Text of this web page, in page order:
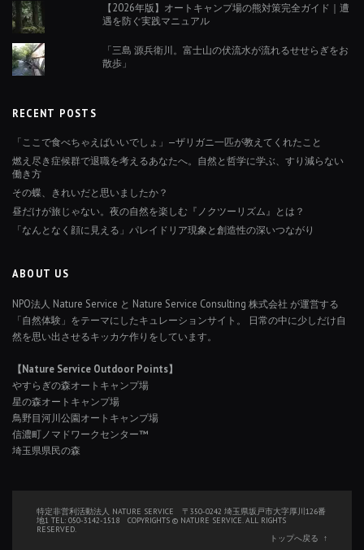
【2026年版】オートキャンプ場の熊対策完全ガイド｜遭
遇を防ぐ実践マニュアル
「三島 源兵衛川。富士山の伏流水が流れるせせらぎをお
散歩」
RECENT POSTS
「ここで食べちゃえばいいでしょ」—ザリガニ一匹が教えてくれたこと
燃え尽き症候群で退職を考えるあなたへ。自然と哲学に学ぶ、すり減らない
働き方
その蝶、きれいだと思いましたか？
昼だけが旅じゃない。夜の自然を楽しむ『ノクツーリズム』とは？
「なんとなく顔に見える」パレイドリア現象と創造性の深いつながり
ABOUT US
NPO法人 Nature Service と Nature Service Consulting 株式会社 が運営する
「自然体験」をテーマにしたキュレーションサイト。 日常の中に少しだけ自
然を思い出させるキッカケ作りをしています。
【Nature Service Outdoor Points】
やすらぎの森オートキャンプ場
星の森オートキャンプ場
鳥野目河川公園オートキャンプ場
信濃町ノマドワークセンター™
埼玉県県民の森
特定非営利活動法人 NATURE SERVICE 〒350-0242 埼玉県坂戸市大字厚川126番
地1 TEL: 050-3142-1518 COPYRIGHTS © NATURE SERVICE. ALL RIGHTS
RESERVED.
トップへ戻る